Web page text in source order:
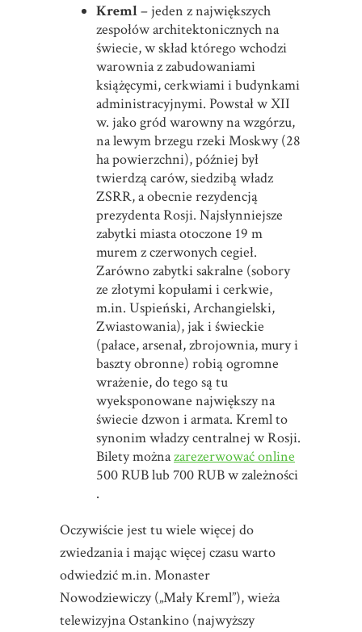
Kreml– jeden z największych
zespołów architektonicznych na
świecie, w skład którego wchodzi
warownia z zabudowaniami
książęcymi, cerkwiami i budynkami
administracyjnymi. Powstał w XII
w. jako gród warowny na wzgórzu,
na lewym brzegu rzeki Moskwy (28
ha powierzchni), później był
twierdzą carów, siedzibą władz
ZSRR, a obecnie rezydencją
prezydenta Rosji. Najsłynniejsze
zabytki miasta otoczone 19 m
murem z czerwonych cegieł.
Zarówno zabytki sakralne (sobory
ze złotymi kopułami i cerkwie,
m.in. Uspieński, Archangielski,
Zwiastowania), jak i świeckie
(pałace, arsenał, zbrojownia, mury i
baszty obronne) robią ogromne
wrażenie, do tego są tu
wyeksponowane największy na
świecie dzwon i armata. Kreml to
synonim władzy centralnej w Rosji.
Bilety możnazarezerwować online
500 RUB lub 700 RUB w zależności
.
Oczywiście jest tu wiele więcej do
zwiedzania i mając więcej czasu warto
odwiedzić m.in. Monaster
Nowodziewiczy („Mały Kreml”), wieża
telewizyjna Ostankino (najwyższy